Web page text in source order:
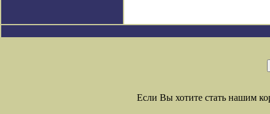
Если Вы хотите стать нашим